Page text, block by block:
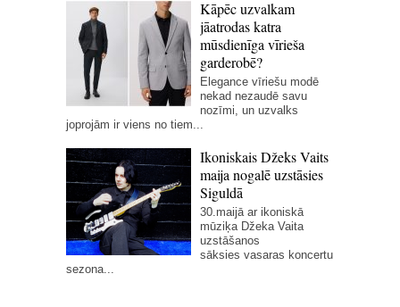
Kāpēc uzvalkam
jāatrodas katra
mūsdienīga vīrieša
garderobē?
Elegance vīriešu modē
nekad nezaudē savu
nozīmi, un uzvalks
joprojām ir viens no tiem...
Ikoniskais Džeks Vaits
maija nogalē uzstāsies
Siguldā
30.maijā ar ikoniskā
mūziķa Džeka Vaita
uzstāšanos
sāksies vasaras koncertu
sezona...